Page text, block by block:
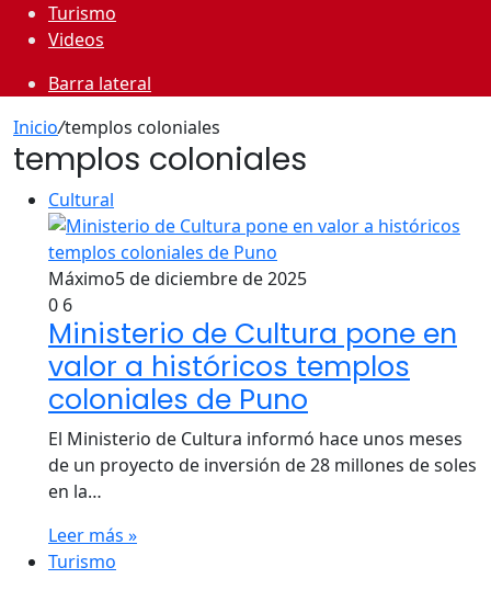
Turismo
Videos
Barra lateral
Inicio/templos coloniales
templos coloniales
Cultural
Máximo5 de diciembre de 2025
0 6
Ministerio de Cultura pone en
valor a históricos templos
coloniales de Puno
El Ministerio de Cultura informó hace unos meses
de un proyecto de inversión de 28 millones de soles
en la…
Leer más »
Turismo